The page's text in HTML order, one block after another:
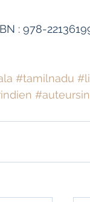
: 978-
#tamilnadu